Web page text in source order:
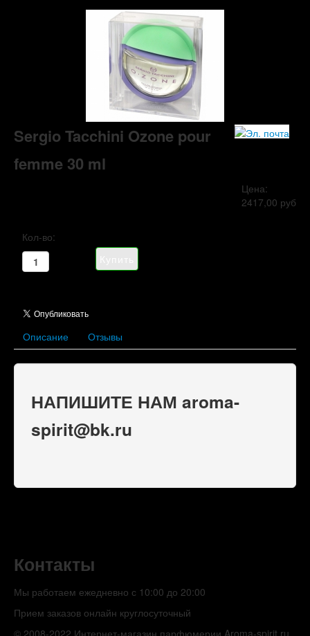
Sergio Tacchini Ozone pour
femme 30 ml
Цена:
2417,00 руб
Кол-во:
Описание Отзывы
НАПИШИТЕ НАМ aroma-
spirit@bk.ru
Контакты
Мы работаем ежедневно с 10:00 до 20:00
Прием заказов онлайн круглосуточный
© 2008-2022 Интернет-магазин парфюмерии Aroma-spirit.ru